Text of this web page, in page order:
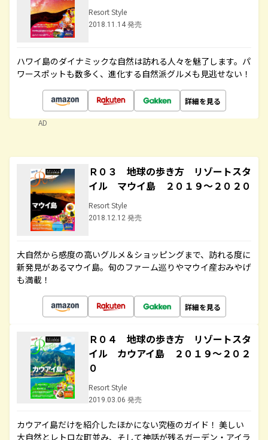
Resort Style
2018.11.14 発売
ハワイ島のダイナミックな自然は訪れる人々を魅了します。パ
ワースポットも数多く、進化する自然派グルメも見逃せない！
詳細を見る
AD
Ｒ０３ 地球の歩き方 リゾートスタ
イル マウイ島 ２０１９～２０２０
Resort Style
2018.12.12 発売
大自然から感度の高いグルメ＆ショッピングまで、訪れる度に
新発見があるマウイ島。旬のファーム巡りやマウイ産おみやげ
も満載！
詳細を見る
Ｒ０４ 地球の歩き方 リゾートスタ
イル カウアイ島 ２０１９～２０２
０
Resort Style
2019.03.06 発売
カウアイ島だけを紹介したほかにない究極のガイド！ 美しい
大自然とレトロな町並み、そして神話が残るガーデン・アイラ